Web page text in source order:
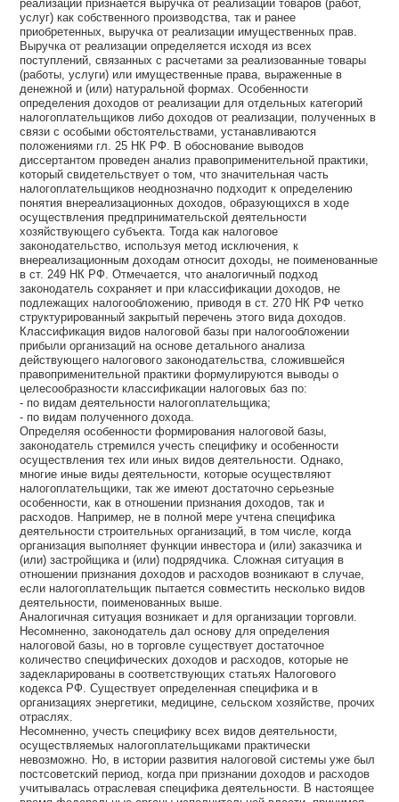
реализации признается выручка от реализации товаров (работ,
услуг) как собственного производства, так и ранее
приобретенных, выручка от реализации имущественных прав.
Выручка от реализации определяется исходя из всех
поступлений, связанных с расчетами за реализованные товары
(работы, услуги) или имущественные права, выраженные в
денежной и (или) натуральной формах. Особенности
определения доходов от реализации для отдельных категорий
налогоплательщиков либо доходов от реализации, полученных в
связи с особыми обстоятельствами, устанавливаются
положениями гл. 25 НК РФ. В обоснование выводов
диссертантом проведен анализ правоприменительной практики,
который свидетельствует о том, что значительная часть
налогоплательщиков неоднозначно подходит к определению
понятия внереализационных доходов, образующихся в ходе
осуществления предпринимательской деятельности
хозяйствующего субъекта. Тогда как налоговое
законодательство, используя метод исключения, к
внереализационным доходам относит доходы, не поименованные
в ст. 249 НК РФ. Отмечается, что аналогичный подход
законодатель сохраняет и при классификации доходов, не
подлежащих налогообложению, приводя в ст. 270 НК РФ четко
структурированный закрытый перечень этого вида доходов.
Классификация видов налоговой базы при налогообложении
прибыли организаций на основе детального анализа
действующего налогового законодательства, сложившейся
правоприменительной практики формулируются выводы о
целесообразности классификации налоговых баз по:
- по видам деятельности налогоплательщика;
- по видам полученного дохода.
Определяя особенности формирования налоговой базы,
законодатель стремился учесть специфику и особенности
осуществления тех или иных видов деятельности. Однако,
многие иные виды деятельности, которые осуществляют
налогоплательщики, так же имеют достаточно серьезные
особенности, как в отношении признания доходов, так и
расходов. Например, не в полной мере учтена специфика
деятельности строительных организаций, в том числе, когда
организация выполняет функции инвестора и (или) заказчика и
(или) застройщика и (или) подрядчика. Сложная ситуация в
отношении признания доходов и расходов возникают в случае,
если налогоплательщик пытается совместить несколько видов
деятельности, поименованных выше.
Аналогичная ситуация возникает и для организации торговли.
Несомненно, законодатель дал основу для определения
налоговой базы, но в торговле существует достаточное
количество специфических доходов и расходов, которые не
задекларированы в соответствующих статьях Налогового
кодекса РФ. Существует определенная специфика и в
организациях энергетики, медицине, сельском хозяйстве, прочих
отраслях.
Несомненно, учесть специфику всех видов деятельности,
осуществляемых налогоплательщиками практически
невозможно. Но, в истории развития налоговой системы уже был
постсоветский период, когда при признании доходов и расходов
учитывалась отраслевая специфика деятельности. В настоящее